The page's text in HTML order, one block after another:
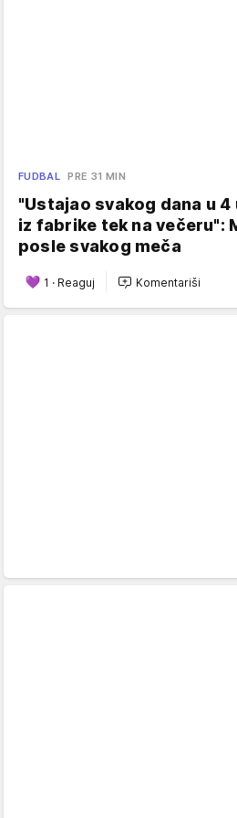
FUDBAL PRE 31 MIN
"Ustajao svakog dana u
iz fabrike tek na večeru":
posle svakog meča
1 · Reaguj Komentariši